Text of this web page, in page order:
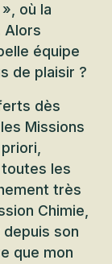
où la
Alors
équipe
de plaisir ?
dès
Missions
les
très
Chimie,
son
que mon